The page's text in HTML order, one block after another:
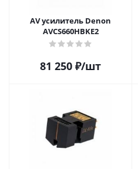
AV усилитель Denon
AVCS660HBKE2
81 250 ₽/шт